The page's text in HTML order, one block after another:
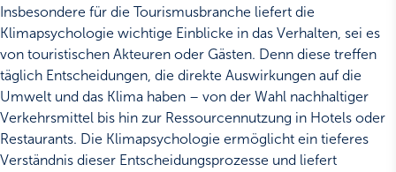
Insbesondere für die Tourismusbranche liefert die
Klimapsychologie wichtige Einblicke in das Verhalten, sei es
von touristischen Akteuren oder Gästen. Denn diese treffen
täglich Entscheidungen, die direkte Auswirkungen auf die
Umwelt und das Klima haben – von der Wahl nachhaltiger
Verkehrsmittel bis hin zur Ressourcennutzung in Hotels oder
Restaurants. Die Klimapsychologie ermöglicht ein tieferes
Verständnis dieser Entscheidungsprozesse und liefert